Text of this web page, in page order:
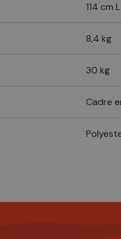
114 cm
8,4 kg
30 kg
Cadre